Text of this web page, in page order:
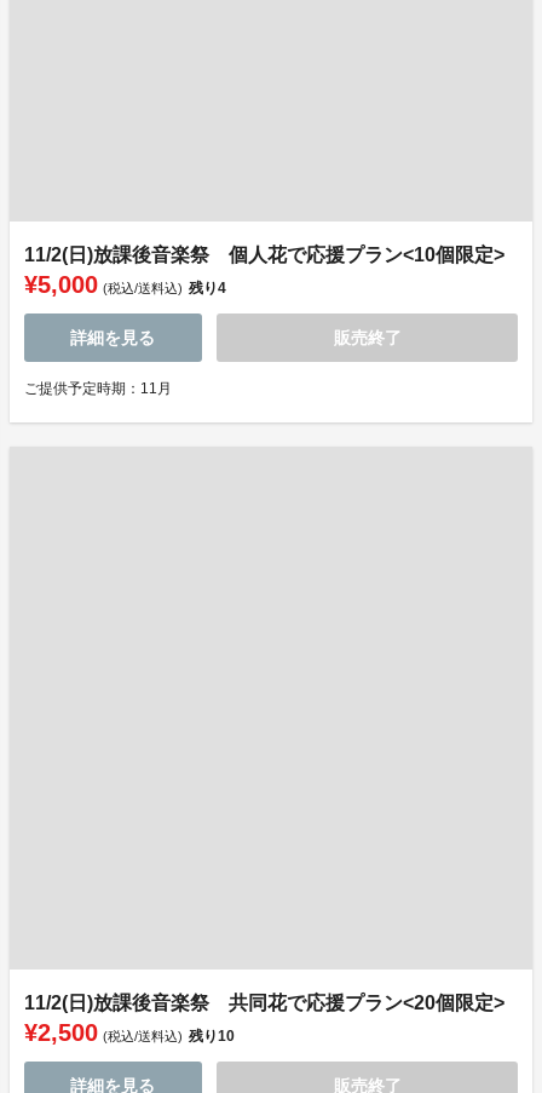
11/2(日)放課後音楽祭 個人花で応援プラン<10個限定>
¥5,000 (税込/送料込) 残り4
詳細を見る 販売終了
ご提供予定時期：11月
11/2(日)放課後音楽祭 共同花で応援プラン<20個限定>
¥2,500 (税込/送料込) 残り10
詳細を見る 販売終了